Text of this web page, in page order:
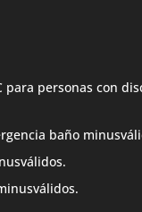
para personas con
baño